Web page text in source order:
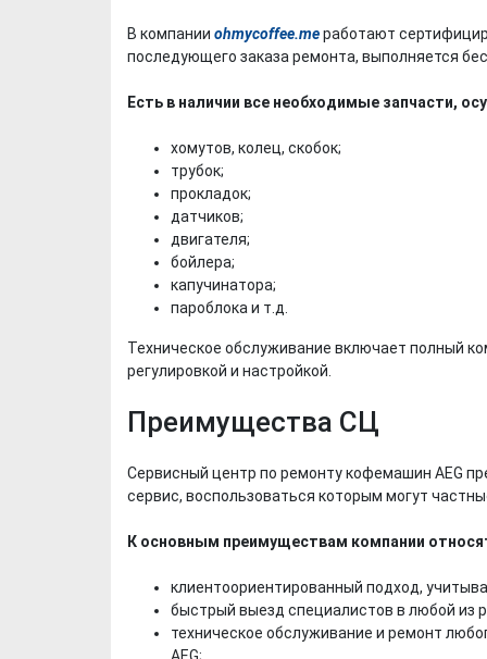
В компании ohmycoffee.meработают
последующего заказа ремонта, выполняется
Есть в наличии все необходимые запчасти,
хомутов, колец, скобок;
трубок;
прокладок;
датчиков;
двигателя;
бойлера;
капучинатора;
пароблока и т.д.
Техническое обслуживание включает полный
регулировкой и настройкой.
Преимущества СЦ
Сервисный центр по ремонту кофемашин AEG
сервис, воспользоваться которым могут
К основным преимуществам компании
клиентоориентированный подход,
быстрый выезд специалистов в любой из
техническое обслуживание и ремонт
для Зелимхана (Отр.
из романа «1овда»)